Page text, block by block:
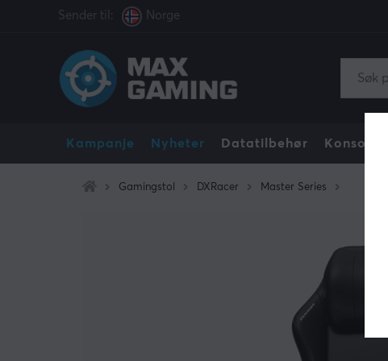
Sender til: Norge
Kampanje Nyheter Datatilbehør Konsoll
Gamingstol DXRacer Master Series